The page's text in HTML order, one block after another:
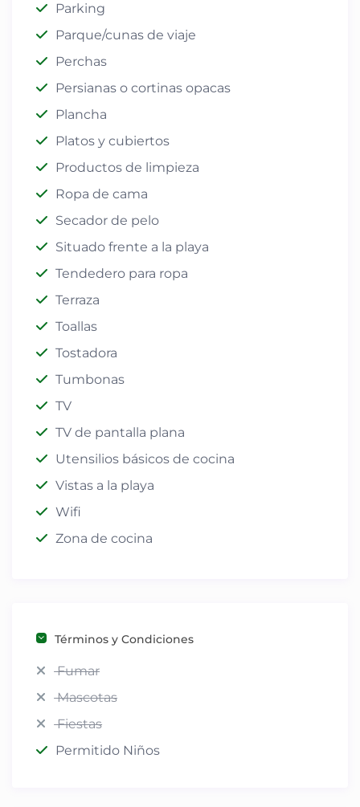
Parking
Parque/cunas de viaje
Perchas
Persianas o cortinas opacas
Plancha
Platos y cubiertos
Productos de limpieza
Ropa de cama
Secador de pelo
Situado frente a la playa
Tendedero para ropa
Terraza
Toallas
Tostadora
Tumbonas
TV
TV de pantalla plana
Utensilios básicos de cocina
Vistas a la playa
Wifi
Zona de cocina
Términos y Condiciones
Fumar
Mascotas
Fiestas
Permitido Niños